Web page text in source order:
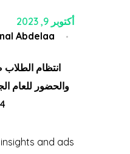
أكتوبر 9, 2023
Abdelaa
انتظام الطلاب
and ads